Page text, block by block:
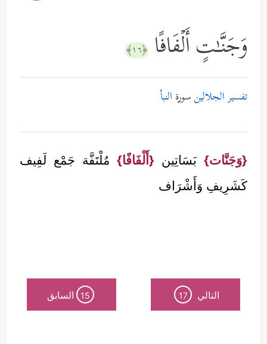
وَجَنَّـٰتٍ أَلۡفَافًا ﴿١٦﴾
تفسير الجلالينسورة النبأ
{وَجَنَّات} بَسَاتِين {أَلْفَافًا} مُلْتَفَّة جَمْع لَفِيف
كَشَرِيفِ وَأَشْرَاف
التالي 17
15 السابق